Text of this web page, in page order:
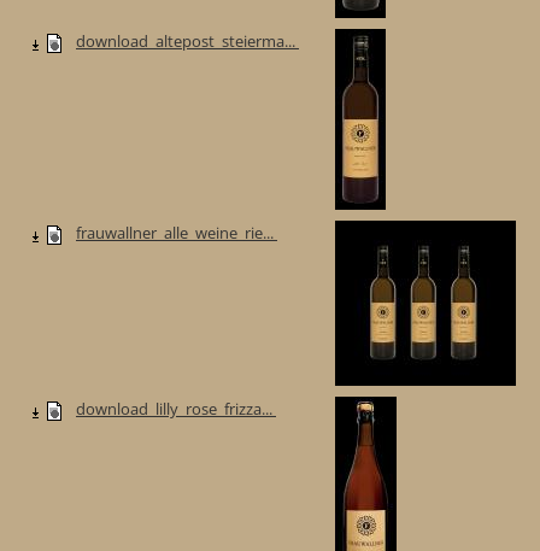
download_altepost_steierma...
frauwallner_alle_weine_rie...
download_lilly_rose_frizza...